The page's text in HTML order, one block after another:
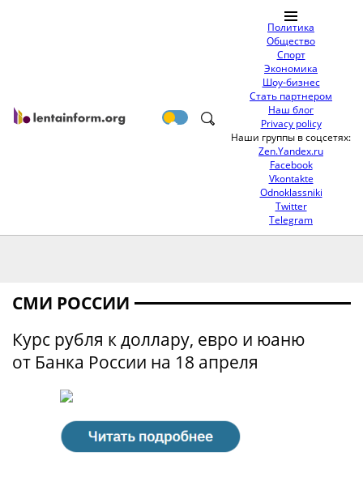
Политика
Общество
Спорт
Экономика
Шоу-бизнес
Стать партнером
Наш блог
Privacy policy
Наши группы в соцсетях:
Zen.Yandex.ru
Facebook
Vkontakte
Odnoklassniki
Twitter
Telegram
СМИ РОССИИ
Курс рубля к доллару, евро и юаню
от Банка России на 18 апреля